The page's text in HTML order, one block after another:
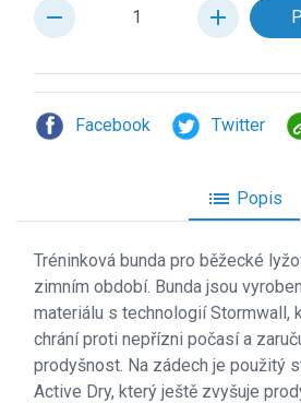
remove add
Facebook Twitter
list Popis
Tréninková bunda pro běžecké
zimním období. Bunda jsou
materiálu s technologií Stormwall,
chrání proti nepřízni počasí a
prodyšnost. Na zádech je použitý
Active Dry, který ještě zvyšuje